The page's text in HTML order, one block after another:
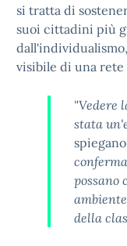
si tratta di
suoi cittadini più
visibile di una rete
"Vedere
stata
possano
della